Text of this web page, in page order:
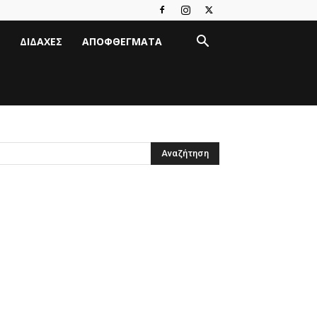
ΔΙΔΑΧΈΣ ΑΠΟΦΘΈΓΜΑΤΑ